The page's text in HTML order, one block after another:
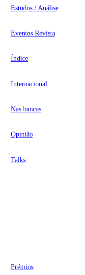
Estudos / Análise
Eventos Revista
Índice
Internacional
Nas bancas
Opinião
Talks
Prémios